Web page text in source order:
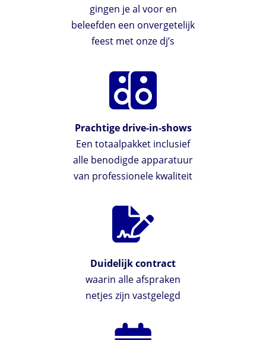
gingen je al voor en
beleefden een onvergetelijk
feest met onze dj’s
Prachtige drive-in-shows
Een totaalpakket inclusief
alle benodigde apparatuur
van professionele kwaliteit
Duidelijk contract
waarin alle afspraken
netjes zijn vastgelegd